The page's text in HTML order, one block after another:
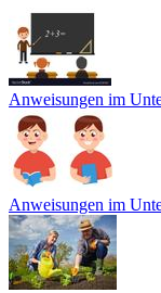
Anweisungen im
Anweisungen im